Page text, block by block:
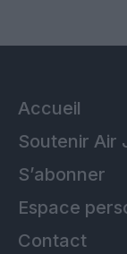
Accueil
Soutenir Air
S’abonner
Espace
Contact